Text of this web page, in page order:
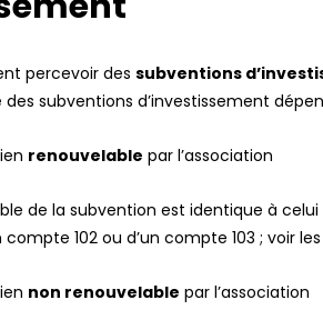
percevoir des subventions
subventions d’investissement
renouvelable par l’association
de la subvention est identique à celui
compte 102 ou d’un compte 103 ; voir
non renouvelable par l’association